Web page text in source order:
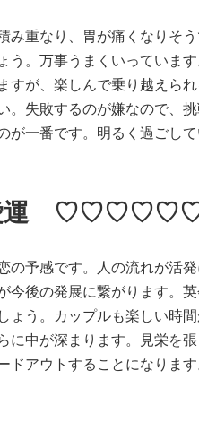
み重なり、胃が痛くなりそ
う。万事うまくいっていま
すが、楽しんで乗り越えら
。失敗するのが嫌なので、
が一番です。明るく過ごし
運
の予感です。人の流れが活
今後の発展に繋がります。
ょう。カップルも楽しい時
に中が深まります。見栄を
ドアウトすることになりま